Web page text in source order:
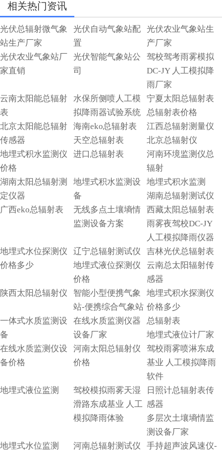
相关热门资讯
光伏总辐射微气象
站生产厂家
光伏自动气象站配
置
光伏农业气象站生
产厂家
光伏农业气象站厂
家直销
光伏智能气象站公
司
驾校驾考雨雾模拟
DC-JY 人工模拟降
雨厂家
云南太阳能总辐射
表
水保所侧喷人工模
拟降雨器试验系统
宁夏太阳总辐射表
总辐射表价格
北京太阳能总辐射
传感器
海南eko总辐射表
江西总辐射测量仪
天空总辐射表
北京总辐射仪
地埋式积水监测仪
价格
进口总辐射表
河南环境监测仪总
辐射
湖南太阳总辐射测
定仪器
地埋式积水监测设
备
地埋式积水监测
湖南总辐射测试仪
广西eko总辐射表
无线多点土壤墒情
监测设备方案
西藏太阳总辐射表
雨雾夜驾校DC-JY
人工模拟降雨仪器
地埋式水位探测仪
价格多少
辽宁总辐射测试仪
吉林光伏总辐射表
地埋式液位探测仪
价格
云南总太阳辐射传
感器
陕西太阳总辐射仪
智能小型便携气象
站-便携综合气象站
地埋式积水探测仪
价格多少
一体式水质监测设
备
在线水质监测仪器
设备厂家
总辐射表
地埋式液位计厂家
在线水质监测仪设
备价格
河南太阳总辐射仪
价格
驾校雨雾喷淋东成
基业 人工模拟降雨
软件
地埋式液位监测
驾校模拟雨雾天湿
滑路东成基业 人工
模拟降雨体验
日照计总辐射表传
感器
多层次土壤墒情监
测设备厂家
地埋式水位监测
河南总辐射测试仪
手持超声波风速仪-